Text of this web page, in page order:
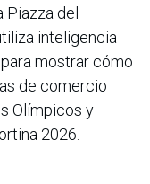
del
inteligencia
mostrar cómo
de comercio
Olímpicos y
2026.